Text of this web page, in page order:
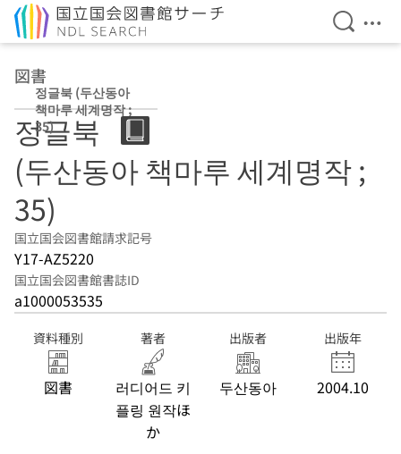
検索を
メ
図書
정글북 (두산동아
책마루 세계명작 ;
35)
정글북
(두산동아 책마루 세계명작 ;
35)
国立国会図書館請求記号
Y17-AZ5220
国立国会図書館書誌ID
a1000053535
資料種別
図書
著者
러디어드 키
플링 원작ほ
か
出版者
두산동아
出版年
2004.10